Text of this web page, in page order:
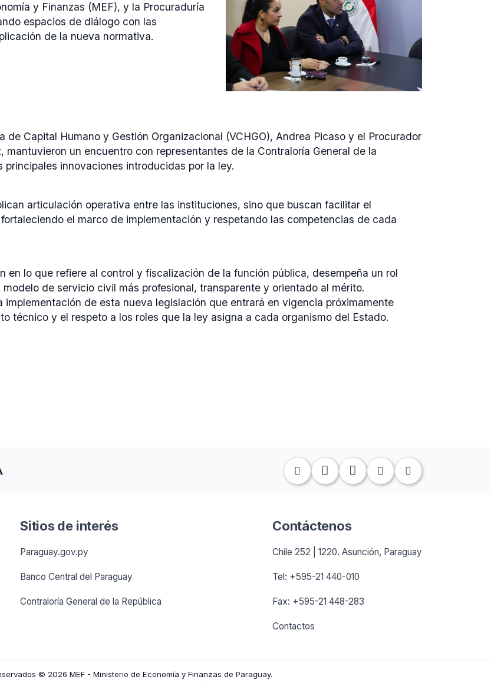
y Finanzas (MEF), y la Procuraduría
espacios de diálogo con las
de la nueva normativa.
Capital Humano y Gestión Organizacional (VCHGO), Andrea Picaso y el Procurador
mantuvieron un encuentro con representantes de la Contraloría General de la
innovaciones introducidas por la ley.
articulación operativa entre las instituciones, sino que buscan facilitar el
el marco de implementación y respetando las competencias de cada
en lo que refiere al control y fiscalización de la función pública, desempeña un rol
de servicio civil más profesional, transparente y orientado al mérito.
implementación de esta nueva legislación que entrará en vigencia próximamente
técnico y el respeto a los roles que la ley asigna a cada organismo del Estado.
Sitios de interés
Paraguay.gov.py
Banco Central del Paraguay
Contraloría General de la República
Contáctenos
Chile 252 | 1220. Asunción, Paraguay
Tel: +595-21 440-010
Fax: +595-21 448-283
Contactos
© 2026 MEF - Ministerio de Economía y Finanzas de Paraguay.
Usuarios en línea: